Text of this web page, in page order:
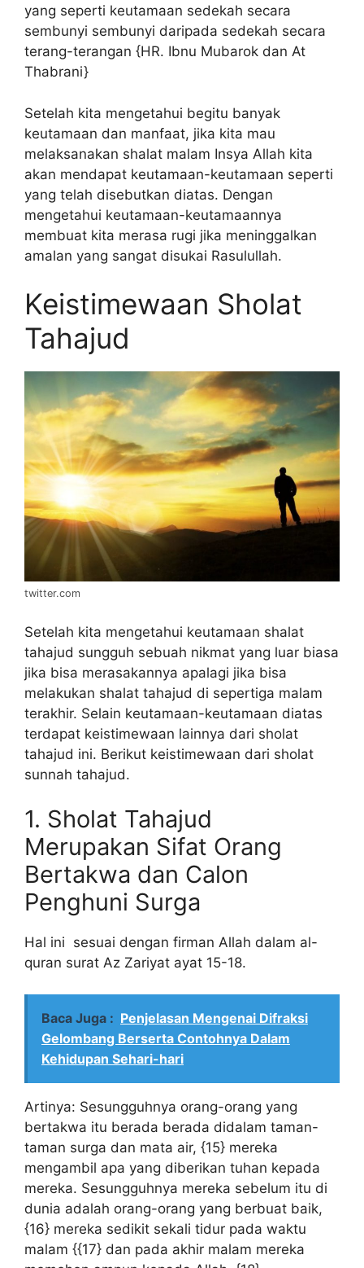
yang seperti keutamaan sedekah secara
sembunyi sembunyi daripada sedekah secara
terang-terangan {HR. Ibnu Mubarok dan At
Thabrani}
Setelah kita mengetahui begitu banyak
keutamaan dan manfaat, jika kita mau
melaksanakan shalat malam Insya Allah kita
akan mendapat keutamaan-keutamaan seperti
yang telah disebutkan diatas. Dengan
mengetahui keutamaan-keutamaannya
membuat kita merasa rugi jika meninggalkan
amalan yang sangat disukai Rasulullah.
Keistimewaan Sholat
Tahajud
twitter.com
Setelah kita mengetahui keutamaan shalat
tahajud sungguh sebuah nikmat yang luar biasa
jika bisa merasakannya apalagi jika bisa
melakukan shalat tahajud di sepertiga malam
terakhir. Selain keutamaan-keutamaan diatas
terdapat keistimewaan lainnya dari sholat
tahajud ini. Berikut keistimewaan dari sholat
sunnah tahajud.
1. Sholat Tahajud
Merupakan Sifat Orang
Bertakwa dan Calon
Penghuni Surga
Hal ini sesuai dengan firman Allah dalam al-
quran surat Az Zariyat ayat 15-18.
Baca Juga : Penjelasan Mengenai Difraksi
Gelombang Berserta Contohnya Dalam
Kehidupan Sehari-hari
Artinya: Sesungguhnya orang-orang yang
bertakwa itu berada berada didalam taman-
taman surga dan mata air, {15} mereka
mengambil apa yang diberikan tuhan kepada
mereka. Sesungguhnya mereka sebelum itu di
dunia adalah orang-orang yang berbuat baik,
{16} mereka sedikit sekali tidur pada waktu
malam {{17} dan pada akhir malam mereka